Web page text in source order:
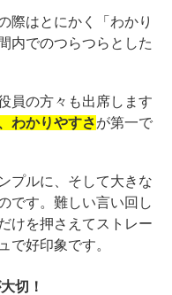
際はとにかく「わかり
内でのつらつらとした
員の方々も出席します
わかりやすさが第一で
プルに、そして大きな
です。難しい言い回し
けを押さえてストレー
で好印象です。
切！